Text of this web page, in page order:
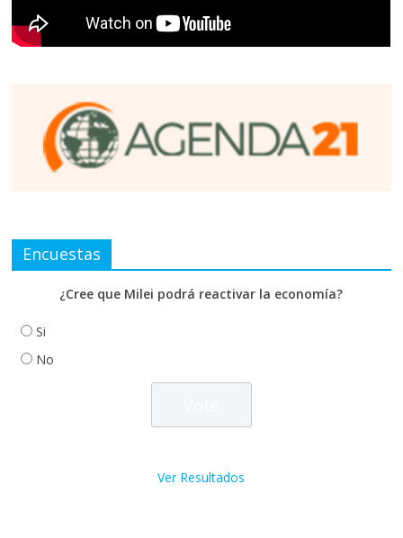
Encuestas
¿Cree que Milei podrá reactivar la economía?
Si
No
Ver Resultados